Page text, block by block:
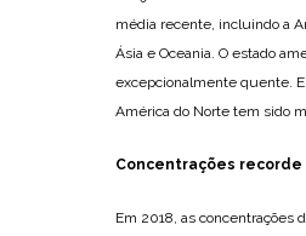
média recente, incluindo a
Ásia e Oceania. O estado
excepcionalmente quente.
América do Norte tem sido
Concentrações
Em 2018, as concentrações